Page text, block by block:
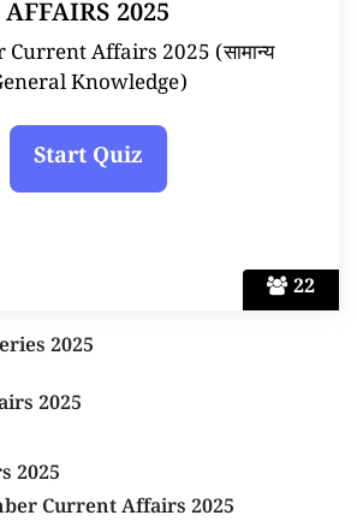
22
AFFAIRS 2025
Current Affairs 2025 (सामान्य
Knowledge)
2025
2025
2025
Current Affairs 2025